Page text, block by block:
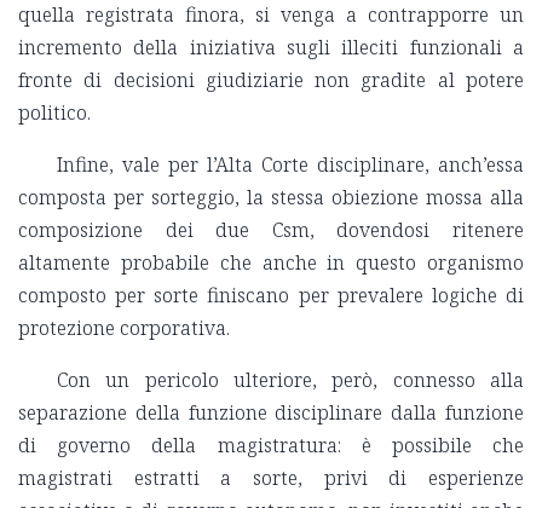
quella registrata finora, si venga a contrapporre un
incremento della iniziativa sugli illeciti funzionali a
fronte di decisioni giudiziarie non gradite al potere
politico.
Infine, vale per l’Alta Corte disciplinare, anch’essa
composta per sorteggio, la stessa obiezione mossa alla
composizione dei due Csm, dovendosi ritenere
altamente probabile che anche in questo organismo
composto per sorte finiscano per prevalere logiche di
protezione corporativa.
Con un pericolo ulteriore, però, connesso alla
separazione della funzione disciplinare dalla funzione
di governo della magistratura: è possibile che
magistrati estratti a sorte, privi di esperienze